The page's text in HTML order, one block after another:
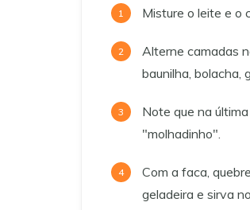
Misture o leite e o
Alterne camadas
baunilha, bolacha,
Note que na
"molhadinho".
Com a faca,
geladeira e sirva